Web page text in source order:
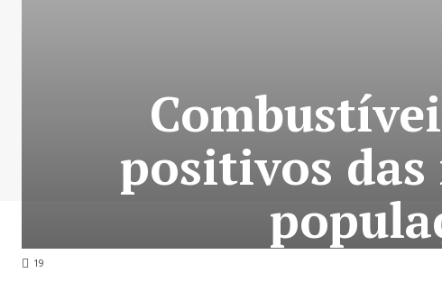
19
positivos das